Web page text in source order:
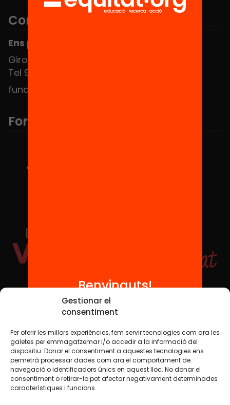
Gestionar el
consentiment
Per oferir les millors experiències, fem servir tecnologies com ara les
galetes per emmagatzemar i/o accedir a la informació del
dispositiu. Donar el consentiment a aquestes tecnologies ens
permetrà processar dades com ara el comportament de
navegació o identificadors únics en aquest lloc. No donar el
consentiment o retirar-lo pot afectar negativament determinades
característiques i funcions.
Contacte
Ens pots trobar al Hub Social
Girona 34, interior 08010 Barcelona
Tel 934 588 700
fundacio@equitat.org
Formem part de...
Xarxes Socials
TWT YTB IG FB IN
Avís legalPolítica de cookies
Benvinguts!